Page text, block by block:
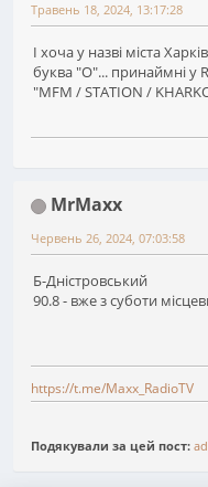
Травень 18, 2024, 13:17:28
І хоча у назві міста
буква "О"... принаймні у
"MFM / STATION /
MrMaxx
Червень 26, 2024, 07:03:58
Б-Дністровський
90.8 - вже з суботи
https://t.me/Maxx_RadioTV
Подякували за цей пост: